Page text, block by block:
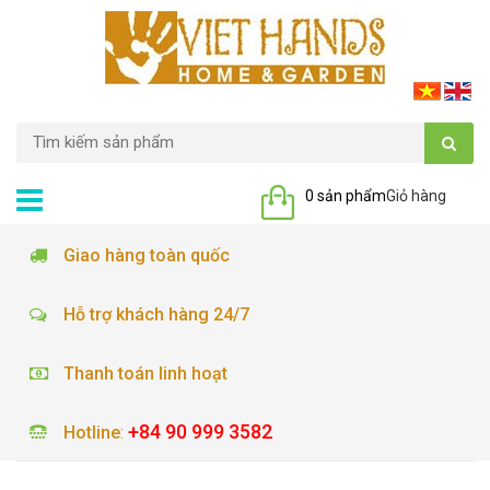
Giỏ hàng
0 sản phẩm
Giao hàng toàn quốc
Hỗ trợ khách hàng 24/7
Thanh toán linh hoạt
Hotline: +84 90 999 3582